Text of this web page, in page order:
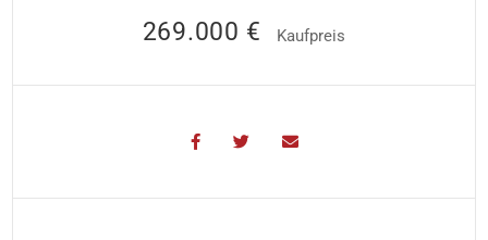
269.000 € Kaufpreis